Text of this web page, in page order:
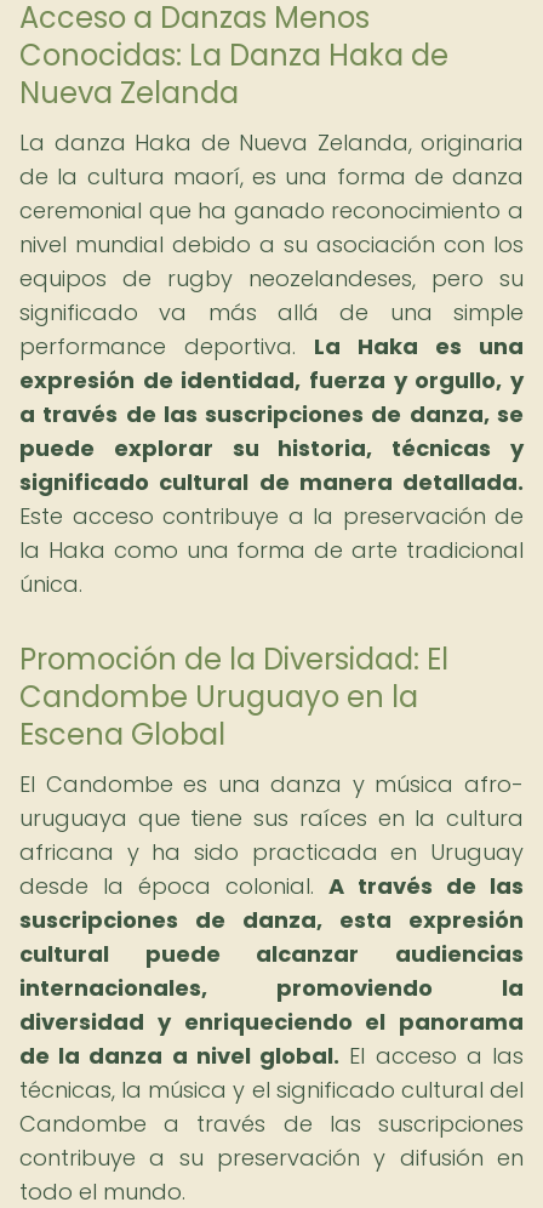
Acceso a Danzas Menos
Conocidas: La Danza Haka de
Nueva Zelanda
La danza Haka de Nueva Zelanda, originaria
de la cultura maorí, es una forma de danza
ceremonial que ha ganado reconocimiento a
nivel mundial debido a su asociación con los
equipos de rugby neozelandeses, pero su
significado va más allá de una simple
performance deportiva. La Haka es una
expresión de identidad, fuerza y orgullo, y
a través de las suscripciones de danza, se
puede explorar su historia, técnicas y
significado cultural de manera detallada.
Este acceso contribuye a la preservación de
la Haka como una forma de arte tradicional
única.
Promoción de la Diversidad: El
Candombe Uruguayo en la
Escena Global
El Candombe es una danza y música afro-
uruguaya que tiene sus raíces en la cultura
africana y ha sido practicada en Uruguay
desde la época colonial. A través de las
suscripciones de danza, esta expresión
cultural puede alcanzar audiencias
internacionales, promoviendo la
diversidad y enriqueciendo el panorama
de la danza a nivel global. El acceso a las
técnicas, la música y el significado cultural del
Candombe a través de las suscripciones
contribuye a su preservación y difusión en
todo el mundo.